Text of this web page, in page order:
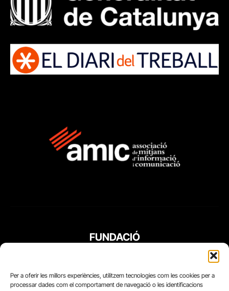
Per a oferir les millors experiències, utilitzem tecnologies com les cookies per a
processar dades com el comportament de navegació o les identificacions
FUNDACIÓ